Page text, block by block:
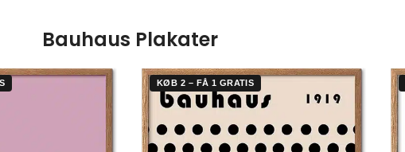
Bauhaus Plakater
KØB 2 – FÅ 1 GRATIS